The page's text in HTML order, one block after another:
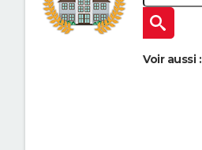
Voir aussi :